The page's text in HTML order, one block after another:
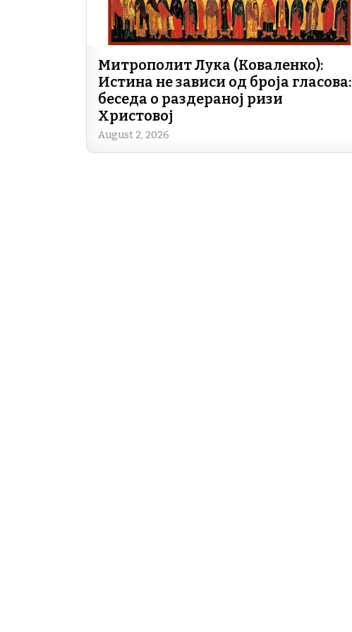
Митрополит Лука (Коваленко):
Истина не зависи од броја гласова:
беседа о раздераној ризи
Христовој
August 2, 2026